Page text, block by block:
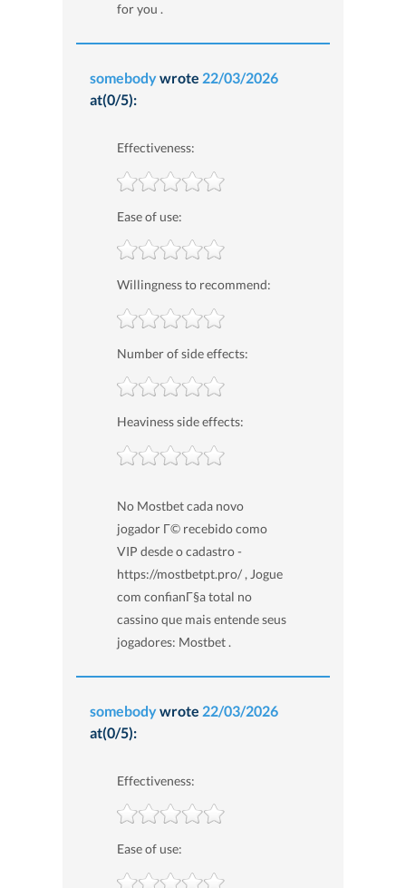
for you .
somebodywrote 22/03/2026
at(0/5):
Effectiveness:
Ease of use:
Willingness to recommend:
Number of side effects:
Heaviness side effects:
No Mostbet cada novo
jogador Г© recebido como
VIP desde o cadastro -
https://mostbetpt.pro/ , Jogue
com confianГ§a total no
cassino que mais entende seus
jogadores: Mostbet .
somebodywrote 22/03/2026
at(0/5):
Effectiveness:
Ease of use: